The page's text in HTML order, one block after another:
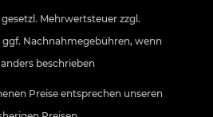
Mehrwertsteuer zzgl.
ggf. Nachnahmegebühren, wenn
beschrieben
Preise entsprechen unseren